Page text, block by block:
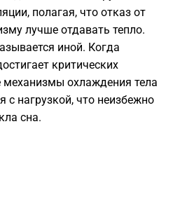
полагая, что отказ от
лучше отдавать тепло.
иной. Когда
критических
механизмы охлаждения тела
с нагрузкой, что неизбежно
сна.